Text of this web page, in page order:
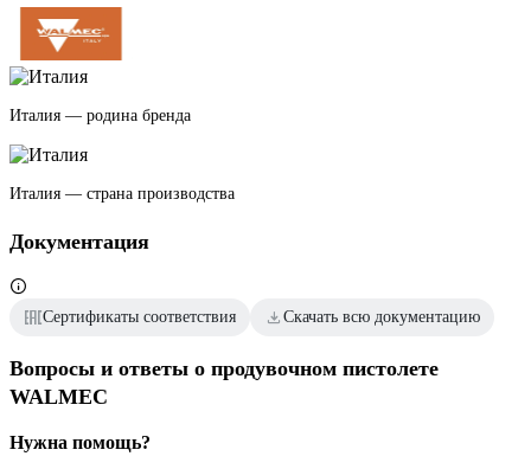
Италия — родина бренда
Италия — страна производства
Документация
Сертификаты соответствия Скачать всю документацию
Вопросы и ответы о продувочном пистолете
WALMEC
Нужна помощь?